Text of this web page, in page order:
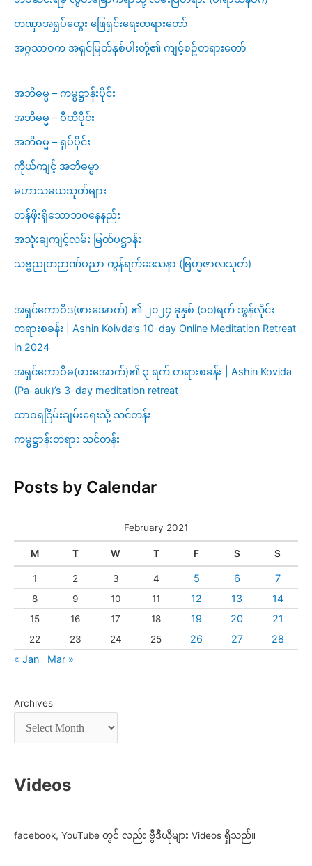
တဏှာအရှုပ်ထွေး ဖြေရှင်းရေးတရားတော်
အဂ္ဂသာဝက အရှင်မြတ်နှစ်ပါးတို့၏ ကျင့်စဥ်တရားတော်
အဘိဓမ္မ – ကမ္မဋ္ဌာန်းပိုင်း
အဘိဓမ္မ – ဝီထိပိုင်း
အဘိဓမ္မ – ရုပ်ပိုင်း
ကိုယ်ကျင့် အဘိဓမ္မာ
မဟာသမယသုတ်များ
တန်ဖိုးရှိသောဘဝနေနည်း
အသုံးချကျင့်လမ်း မြတ်ပဋ္ဌာန်း
သဗ္ဗညုတဉာဏ်ပညာ ကွန်ရက်ဒေသနာ (ဗြဟ္မဇာလသုတ်)
အရှင်ကောဝိဒ(ဖားအောက်) ၏ ၂၀၂၄ ခုနှစ် (၁၀)ရက် အွန်လိုင်း
တရားစခန်း | Ashin Koivda’s 10-day Online Meditation Retreat
in 2024
အရှင်ကောဝိဓ(ဖားအောက်)၏ ၃ ရက် တရားစခန်း | Ashin Kovida
(Pa-auk)’s 3-day meditation retreat
ထာဝရငြိမ်းချမ်းရေးသို့ သင်တန်း
ကမ္မဋ္ဌာန်းတရား သင်တန်း
Posts by Calendar
February 2021
M T W T F S S
1 2 3 4 5 6 7
8 9 10 11 12 13 14
15 16 17 18 19 20 21
22 23 24 25 26 27
28
« Jan
Mar »
Archives
Videos
facebook, YouTube တွင် လည်း ဗွီဒီယိုများ Videos ရှိသည်။